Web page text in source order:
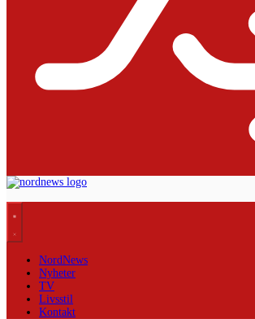
NordNews
Nyheter
TV
Livsstil
Kontakt